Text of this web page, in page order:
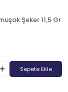
Şeker 11,5 Gr
Sepete Ekle